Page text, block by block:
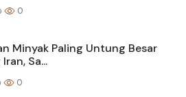
0
Minyak Paling Untung Besar
Sa...
0